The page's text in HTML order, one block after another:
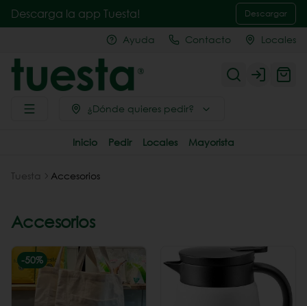
Descarga la app Tuesta! Descargar
Ayuda Contacto Locales
Login
¿Dónde quieres pedir?
Inicio Pedir Locales Mayorista
Tuesta Accesorios
Accesorios
-50%